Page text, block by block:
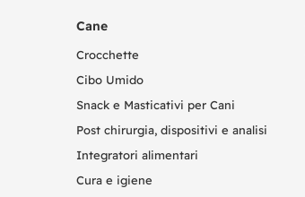
Cane
Crocchette
Cibo Umido
Snack e Masticativi per Cani
Post chirurgia, dispositivi e analisi
Integratori alimentari
Cura e igiene